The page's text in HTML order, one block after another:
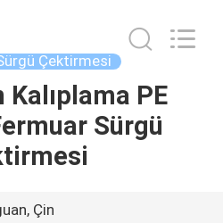
Çektirmesi
Kalıplama PE
Sürgü
Çin